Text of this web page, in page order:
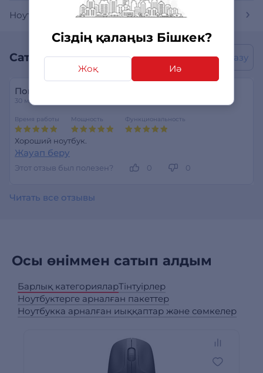
Сіздің қалаңыз Бішкек?
Жоқ Иә
Ноутбуктер HUAWEI
Сатып алушылардың пікірлері Пікір жазу
Покупатель
30 маусым 2026
Время работы Мощность Функциональность
Хороший ноутбук.
Жауап беру
Этот отзыв был полезен? 0 0
Читать все отзывы
Осы өніммен сатып алдым
Барлық категорияларТінтуірлер
Ноутбуктерге арналған пакеттер
Ноутбукка арналған иыққаптар және сөмкелер